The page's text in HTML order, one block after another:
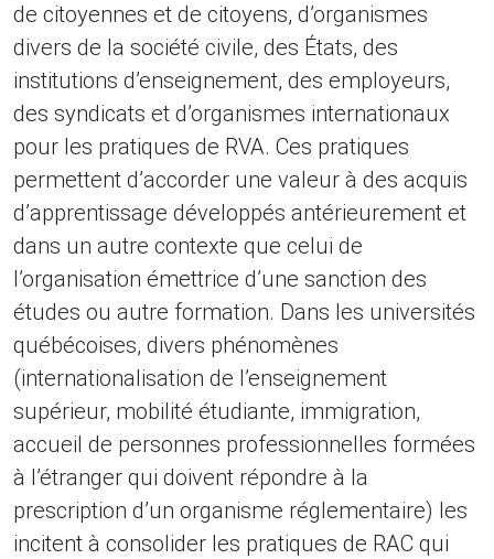
de citoyennes et de citoyens, d’organismes
divers de la société civile, des États, des
institutions d’enseignement, des employeurs,
des syndicats et d’organismes internationaux
pour les pratiques de RVA. Ces pratiques
permettent d’accorder une valeur à des acquis
d’apprentissage développés antérieurement et
dans un autre contexte que celui de
l’organisation émettrice d’une sanction des
études ou autre formation. Dans les universités
québécoises, divers phénomènes
(internationalisation de l’enseignement
supérieur, mobilité étudiante, immigration,
accueil de personnes professionnelles formées
à l’étranger qui doivent répondre à la
prescription d’un organisme réglementaire) les
incitent à consolider les pratiques de RAC qui